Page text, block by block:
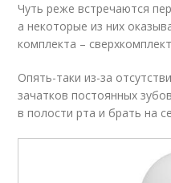
Чуть реже встречаются
а некоторые из них
комплекта –
Опять-таки из-за
зачатков постоянных
в полости рта и брать на